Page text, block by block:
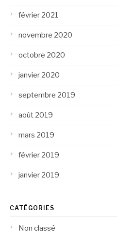
février 2021
novembre 2020
octobre 2020
janvier 2020
septembre 2019
août 2019
mars 2019
février 2019
janvier 2019
CATÉGORIES
Non classé